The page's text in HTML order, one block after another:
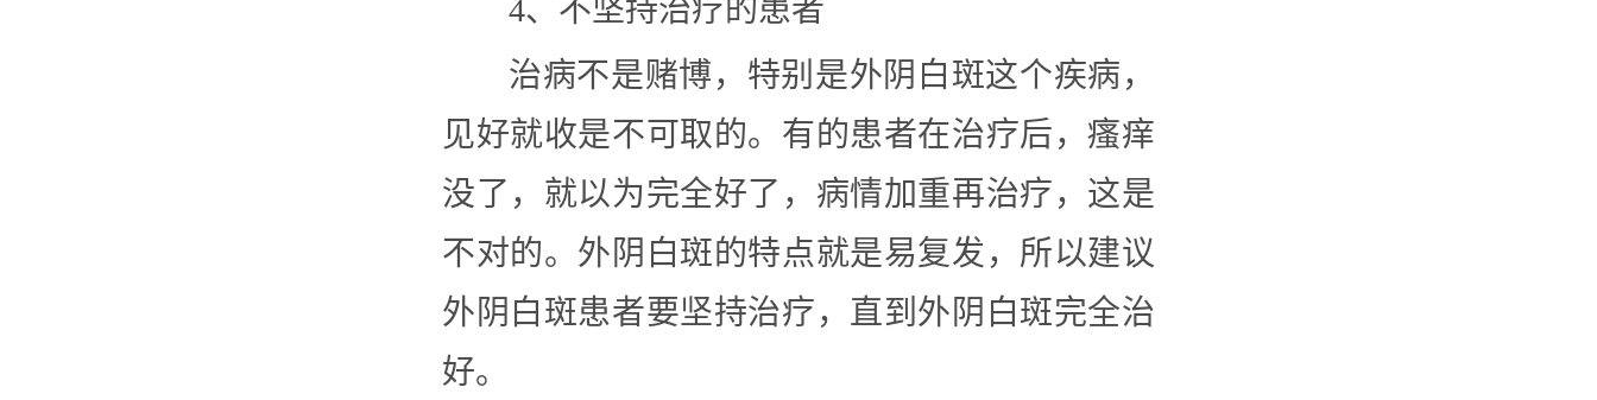
4、不坚持治疗的患者
治病不是赌博，特别是外阴白斑这个疾病，
见好就收是不可取的。有的患者在治疗后，瘙痒
没了，就以为完全好了，病情加重再治疗，这是
不对的。外阴白斑的特点就是易复发，所以建议
外阴白斑患者要坚持治疗，直到外阴白斑完全治
好。